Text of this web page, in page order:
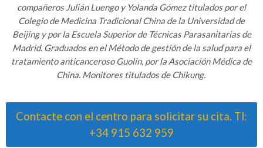
compañeros Julián Luengo y Yolanda Gómez titulados por el
Colegio de Medicina Tradicional China de la Universidad de
Beijing y por la Escuela Superior de Técnicas Parasanitarias de
Madrid. Graduados en el Método de gestión de la salud para el
tratamiento anticanceroso Guolin, por la Asociación Médica de
China. Monitores titulados de Chikung.
Contacte con el centro para solicitar su cita. Tl:
+34 915 632 959